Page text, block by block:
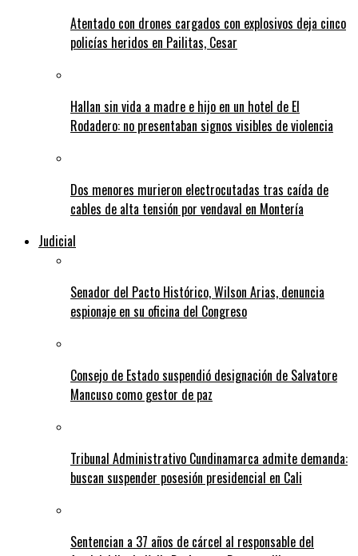
Atentado con drones cargados con explosivos deja cinco
policías heridos en Pailitas, Cesar
Hallan sin vida a madre e hijo en un hotel de El
Rodadero: no presentaban signos visibles de violencia
Dos menores murieron electrocutadas tras caída de
cables de alta tensión por vendaval en Montería
Judicial
Senador del Pacto Histórico, Wilson Arias, denuncia
espionaje en su oficina del Congreso
Consejo de Estado suspendió designación de Salvatore
Mancuso como gestor de paz
Tribunal Administrativo Cundinamarca admite demanda:
buscan suspender posesión presidencial en Cali
Sentencian a 37 años de cárcel al responsable del